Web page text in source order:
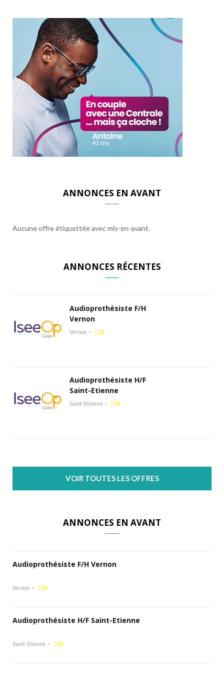
ANNONCES EN AVANT
Aucune offre étiquettée avec mis-en-avant.
ANNONCES RÉCENTES
Audioprothésiste F/H
Vernon
Vernon CDI
Audioprothésiste H/F
Saint-Etienne
Saint-Etienne CDI
VOIR TOUTES LES OFFRES
ANNONCES EN AVANT
Audioprothésiste F/H Vernon
Vernon CDI
Audioprothésiste H/F Saint-Etienne
Saint-Etienne CDI